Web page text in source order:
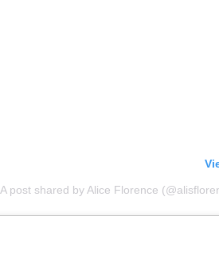
A post shared by Alice Florence